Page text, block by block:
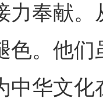
力奉献
色。他
中华文